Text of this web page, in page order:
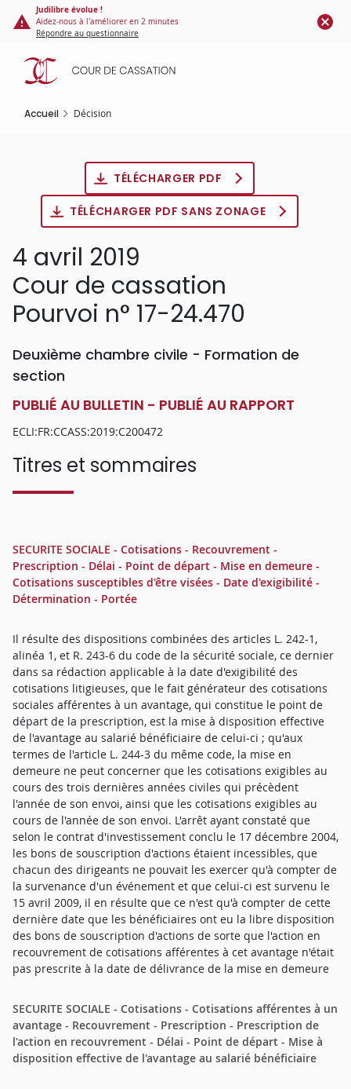
Panneau de gestion des cookies
contenu
principal
Judilibre évolue !
Aidez-nous à l'améliorer en 2 minutes
Répondre au questionnaire
Accueil Décision
TÉLÉCHARGER PDF
TÉLÉCHARGER PDF SANS ZONAGE
4 avril 2019
Cour de cassation
Pourvoi n° 17-24.470
Deuxième chambre civile - Formation de
section
PUBLIÉ AU BULLETIN - PUBLIÉ AU RAPPORT
ECLI:FR:CCASS:2019:C200472
Titres et sommaires
SECURITE SOCIALE - Cotisations - Recouvrement -
Prescription - Délai - Point de départ - Mise en demeure -
Cotisations susceptibles d'être visées - Date d'exigibilité -
Détermination - Portée
Il résulte des dispositions combinées des articles L. 242-1,
alinéa 1, et R. 243-6 du code de la sécurité sociale, ce dernier
dans sa rédaction applicable à la date d'exigibilité des
cotisations litigieuses, que le fait générateur des cotisations
sociales afférentes à un avantage, qui constitue le point de
départ de la prescription, est la mise à disposition effective
de l'avantage au salarié bénéficiaire de celui-ci ; qu'aux
termes de l'article L. 244-3 du même code, la mise en
demeure ne peut concerner que les cotisations exigibles au
cours des trois dernières années civiles qui précèdent
l'année de son envoi, ainsi que les cotisations exigibles au
cours de l'année de son envoi. L'arrêt ayant constaté que
selon le contrat d'investissement conclu le 17 décembre 2004,
les bons de souscription d'actions étaient incessibles, que
chacun des dirigeants ne pouvait les exercer qu'à compter de
la survenance d'un événement et que celui-ci est survenu le
15 avril 2009, il en résulte que ce n'est qu'à compter de cette
dernière date que les bénéficiaires ont eu la libre disposition
des bons de souscription d'actions de sorte que l'action en
recouvrement de cotisations afférentes à cet avantage n'était
pas prescrite à la date de délivrance de la mise en demeure
SECURITE SOCIALE - Cotisations - Cotisations afférentes à un
avantage - Recouvrement - Prescription - Prescription de
l'action en recouvrement - Délai - Point de départ - Mise à
disposition effective de l'avantage au salarié bénéficiaire